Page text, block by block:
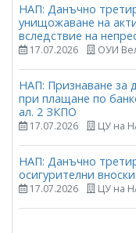
НАП: Данъчно
унищожаване на
вследствие на
17.07.2026 ОУИ
НАП: Признаване за
при плащане по
ал. 2 ЗКПО
17.07.2026 ЦУ на
НАП: Данъчно
осигурителни
17.07.2026 ЦУ на